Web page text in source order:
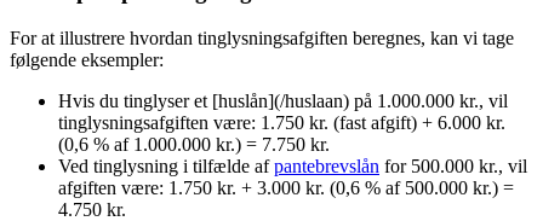
For at illustrere hvordan tinglysningsafgiften beregnes, kan vi tage
følgende eksempler:
Hvis du tinglyser et [huslån](/huslaan) på 1.000.000 kr., vil
tinglysningsafgiften være: 1.750 kr. (fast afgift) + 6.000 kr.
(0,6 % af 1.000.000 kr.) = 7.750 kr.
Ved tinglysning i tilfælde afpantebrevslån for 500.000 kr., vil
afgiften være: 1.750 kr. + 3.000 kr. (0,6 % af 500.000 kr.) =
4.750 kr.